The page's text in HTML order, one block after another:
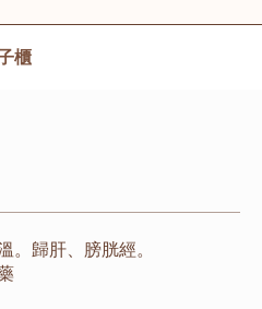
櫃
。歸肝、膀胱經。